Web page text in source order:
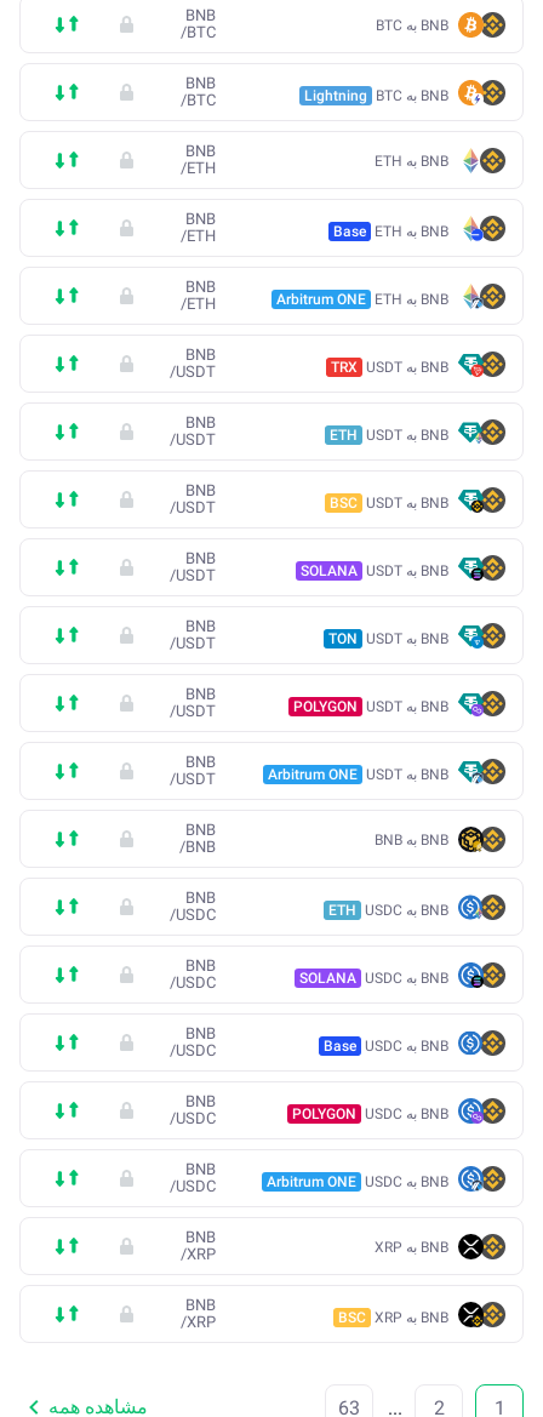
BNB به BTC
BNB
/BTC
BNB به BTC Lightning
BNB
/BTC
BNB به ETH
BNB
/ETH
BNB به ETH Base
BNB
/ETH
BNB به ETH Arbitrum ONE
BNB
/ETH
BNB به USDT TRX
BNB
/USDT
BNB به USDT ETH
BNB
/USDT
BNB به USDT BSC
BNB
/USDT
BNB به USDT SOLANA
BNB
/USDT
BNB به USDT TON
BNB
/USDT
BNB به USDT POLYGON
BNB
/USDT
BNB به USDT Arbitrum ONE
BNB
/USDT
BNB به BNB
BNB
/BNB
BNB به USDC ETH
BNB
/USDC
BNB به USDC SOLANA
BNB
/USDC
BNB به USDC Base
BNB
/USDC
BNB به USDC POLYGON
BNB
/USDC
BNB به USDC Arbitrum ONE
BNB
/USDC
BNB به XRP
BNB
/XRP
BNB به XRP BSC
BNB
/XRP
1
2
...
63 مشاهده همه